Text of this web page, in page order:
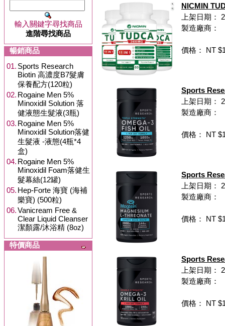
輸入關鍵字尋找商品
進階尋找商品
暢銷商品
01. Sports Research
Biotin 高濃度B7髮膚
保養配方(120粒)
02. Rogaine Men 5%
Minoxidil Solution 落
健液態生髮液(3瓶)
03. Rogaine Men 5%
Minoxidil Solution落健
生髮液 -液態(4瓶*4
盒)
04. Rogaine Men 5%
Minoxidil Foam落健生
髮幕絲(12罐)
05. Hep-Forte 海寶 (海補
樂寶) (500粒)
06.Vanicream Free &
Clear Liquid Cleanser
潔顏露/沐浴精 (8oz)
特價商品
NICMIN
上架日期：
製造廠商：
價格： NT
Sports
上架日期：
製造廠商：
價格： NT
Sports
上架日期：
製造廠商：
價格： NT
Sports
上架日期：
製造廠商：
價格： NT